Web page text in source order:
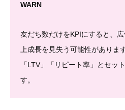
WARN
友だち数だけをKPIにすると、
上成長を見失う可能性がありま
「LTV」「リピート率」とセッ
す。